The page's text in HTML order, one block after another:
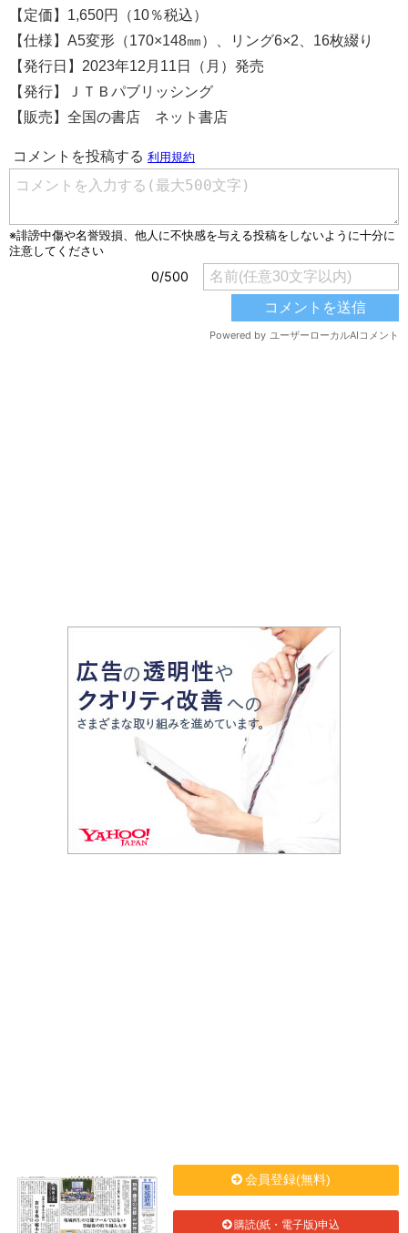
【定価】1,650円（10％税込）
【仕様】A5変形（170×148㎜）、リング6×2、16枚綴り
【発行日】2023年12月11日（月）発売
【発行】ＪＴＢパブリッシング
【販売】全国の書店 ネット書店
会員登録(無料)
購読(紙・電子版)申込